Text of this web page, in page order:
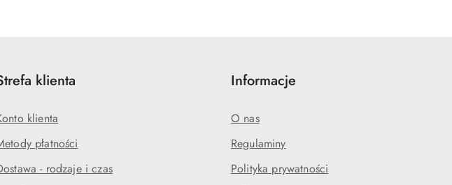
klienta
klienta
płatności
- rodzaje i czas
Informacje
O nas
Regulaminy
Polityka prywatności